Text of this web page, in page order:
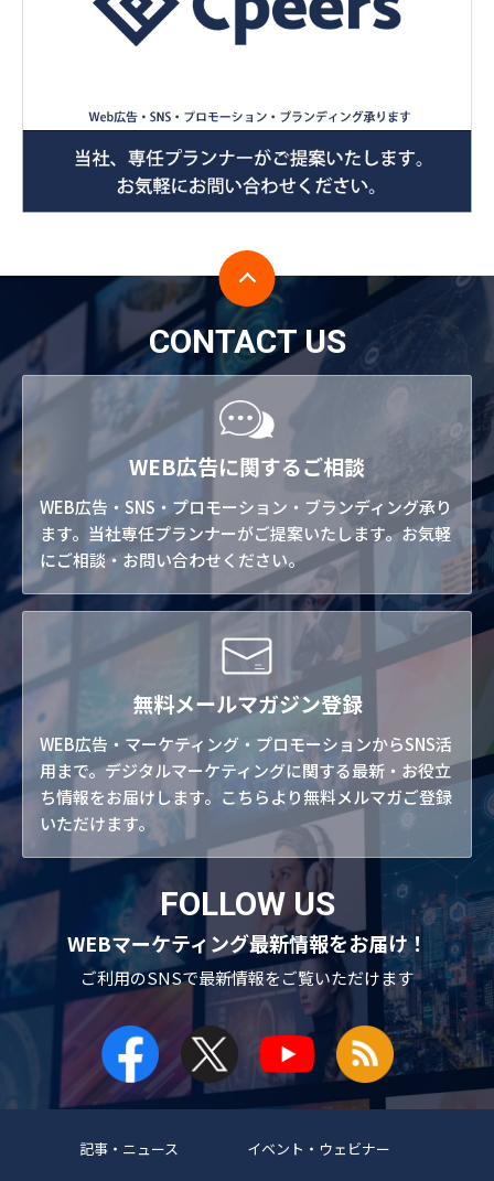
CONTACT US
WEB広告に関するご相談
WEB広告・SNS・プロモーション・ブランディング承り
ます。当社専任プランナーがご提案いたします。お気軽
にご相談・お問い合わせください。
無料メールマガジン登録
WEB広告・マーケティング・プロモーションからSNS活
用まで。デジタルマーケティングに関する最新・お役立
ち情報をお届けします。こちらより無料メルマガご登録
いただけます。
FOLLOW US
WEBマーケティング最新情報をお届け！
ご利用のSNSで最新情報をご覧いただけます
記事・ニュース イベント・ウェビナー